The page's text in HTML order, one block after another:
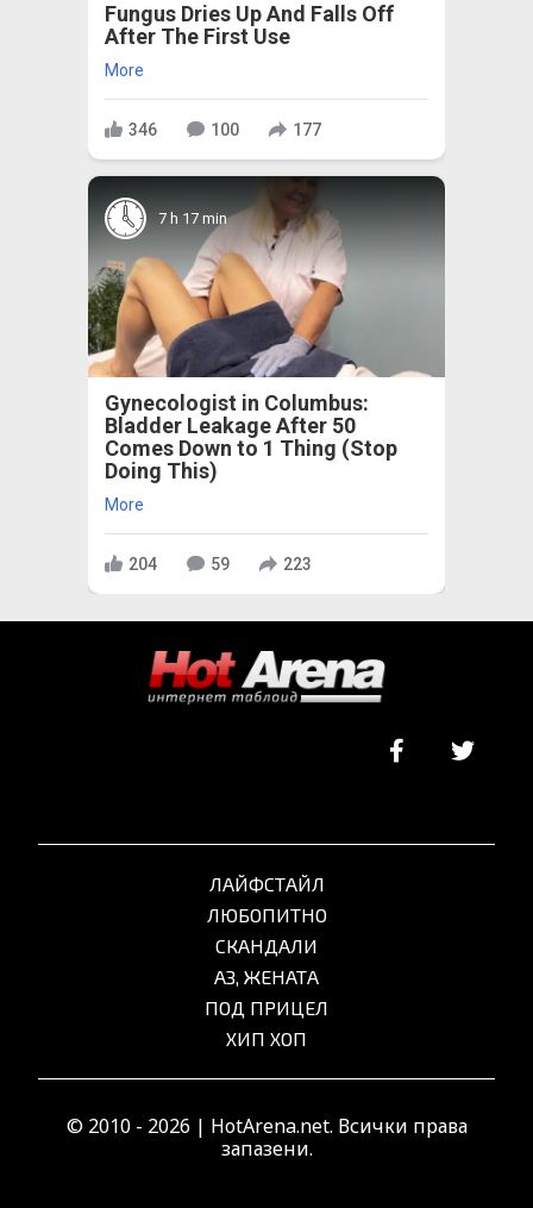
Fungus Dries Up And Falls Off
After The First Use
More
346 100 177
7 h 17 min
Gynecologist in Columbus:
Bladder Leakage After 50
Comes Down to 1 Thing (Stop
Doing This)
More
204 59 223
ЛАЙФСТАЙЛ
ЛЮБОПИТНО
СКАНДАЛИ
АЗ, ЖЕНАТА
ПОД ПРИЦЕЛ
ХИП ХОП
© 2010 - 2026 | HotArena.net. Всички права
запазени.